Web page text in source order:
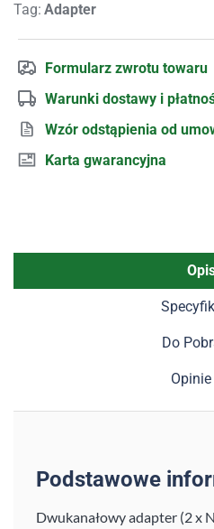
Tag: Adapter
Formularz zwrotu towaru
Warunki dostawy i
Wzór odstąpienia od
Karta gwarancyjna
Do
Podstawowe
Dwukanałowy adapter (2 x